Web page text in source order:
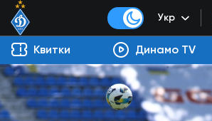
Укр
Квитки Динамо TV